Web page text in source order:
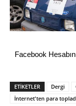
Facebook
ETİKETLER Dergi
İnternet'ten para